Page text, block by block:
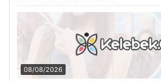
08/08/2026